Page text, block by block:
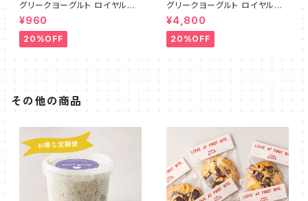
グリークヨーグルト ロイヤルミ
ルクティ 100g
¥960
20%OFF
グリークヨーグルト ロイヤルミ
ルクティ 500g
¥4,800
20%OFF
その他の商品